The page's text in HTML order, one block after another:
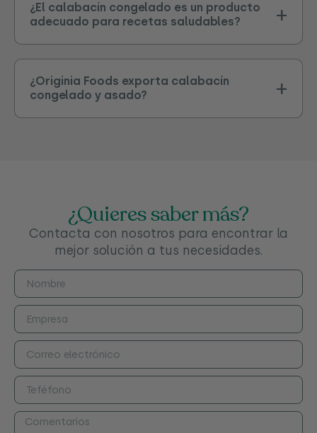
¿El calabacín congelado es un producto
adecuado para recetas saludables?
¿Originia Foods exporta calabacín
congelado y asado?
¿Quieres saber más?
Contacta con nosotros para encontrar la
mejor solución a tus necesidades.